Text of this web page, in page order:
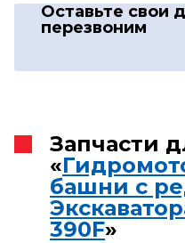
Оставьте свои
перезвоним
Запчасти
«
башни с
390F»